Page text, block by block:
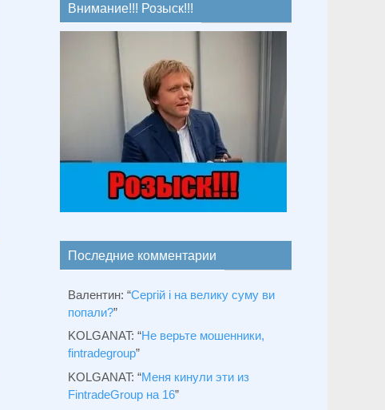
Внимание!!! Розыск!!!
Последние комментарии
Валентин: “Сергій і на велику суму ви
попали?”
KOLGANAT: “Не верьте мошенники,
fintradegroup”
KOLGANAT: “Меня кинули эти из
FintradeGroup на 16”